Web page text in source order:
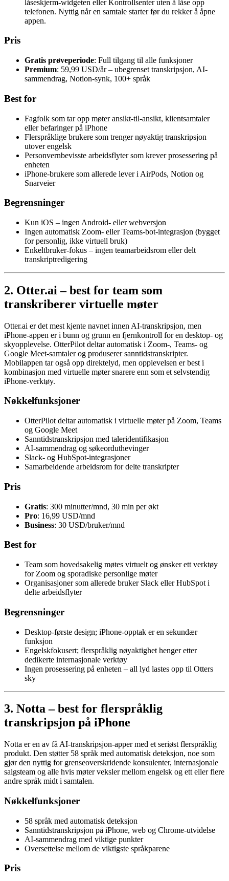
låseskjerm-widgeten eller Kontrollsenter uten å låse opp
telefonen. Nyttig når en samtale starter før du rekker å åpne
appen.
Pris
Gratis prøveperiode: Full tilgang til alle funksjoner
Premium: 59,99 USD/år – ubegrenset transkripsjon, AI-
sammendrag, Notion-synk, 100+ språk
Best for
Fagfolk som tar opp møter ansikt-til-ansikt, klientsamtaler
eller befaringer på iPhone
Flerspråklige brukere som trenger nøyaktig transkripsjon
utover engelsk
Personvernbevisste arbeidsflyter som krever prosessering på
enheten
iPhone-brukere som allerede lever i AirPods, Notion og
Snarveier
Begrensninger
Kun iOS – ingen Android- eller webversjon
Ingen automatisk Zoom- eller Teams-bot-integrasjon (bygget
for personlig, ikke virtuell bruk)
Enkeltbruker-fokus – ingen teamarbeidsrom eller delt
transkriptredigering
2. Otter.ai – best for team som
transkriberer virtuelle møter
Otter.ai er det mest kjente navnet innen AI-transkripsjon, men
iPhone-appen er i bunn og grunn en fjernkontroll for en desktop- og
skyopplevelse. OtterPilot deltar automatisk i Zoom-, Teams- og
Google Meet-samtaler og produserer sanntidstranskripter.
Mobilappen tar også opp direktelyd, men opplevelsen er best i
kombinasjon med virtuelle møter snarere enn som et selvstendig
iPhone-verktøy.
Nøkkelfunksjoner
OtterPilot deltar automatisk i virtuelle møter på Zoom, Teams
og Google Meet
Sanntidstranskripsjon med taleridentifikasjon
AI-sammendrag og søkeorduthevinger
Slack- og HubSpot-integrasjoner
Samarbeidende arbeidsrom for delte transkripter
Pris
Gratis: 300 minutter/mnd, 30 min per økt
Pro: 16,99 USD/mnd
Business: 30 USD/bruker/mnd
Best for
Team som hovedsakelig møtes virtuelt og ønsker ett verktøy
for Zoom og sporadiske personlige møter
Organisasjoner som allerede bruker Slack eller HubSpot i
delte arbeidsflyter
Begrensninger
Desktop-første design; iPhone-opptak er en sekundær
funksjon
Engelskfokusert; flerspråklig nøyaktighet henger etter
dedikerte internasjonale verktøy
Ingen prosessering på enheten – all lyd lastes opp til Otters
sky
3. Notta – best for flerspråklig
transkripsjon på iPhone
Notta er en av få AI-transkripsjon-apper med et seriøst flerspråklig
produkt. Den støtter 58 språk med automatisk deteksjon, noe som
gjør den nyttig for grenseoverskridende konsulenter, internasjonale
salgsteam og alle hvis møter veksler mellom engelsk og ett eller flere
andre språk midt i samtalen.
Nøkkelfunksjoner
58 språk med automatisk deteksjon
Sanntidstranskripsjon på iPhone, web og Chrome-utvidelse
AI-sammendrag med viktige punkter
Oversettelse mellom de viktigste språkparene
Pris